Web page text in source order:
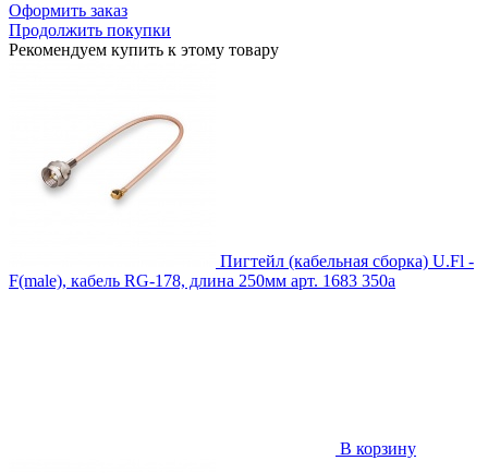
Оформить заказ
Продолжить покупки
Рекомендуем купить к этому товару
Пигтейл (кабельная сборка) U.Fl -
F(male), кабель RG-178, длина 250мм арт. 1683 350a
В корзину